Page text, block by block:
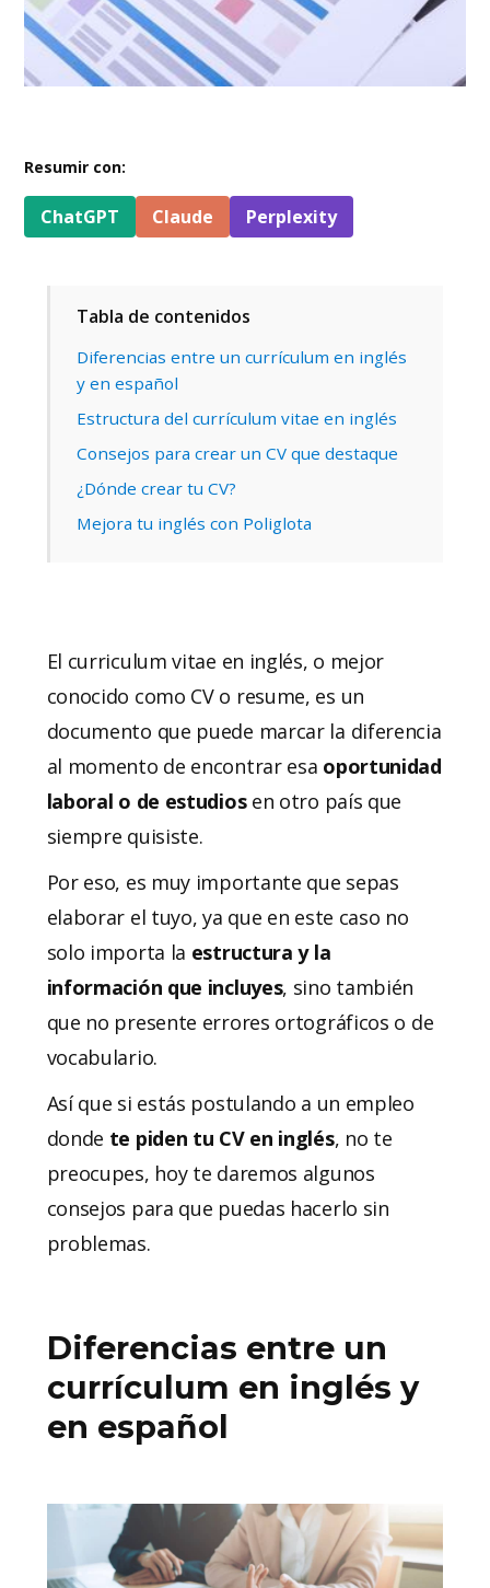
Resumir con:
ChatGPT Claude Perplexity
Tabla de contenidos
Diferencias entre un currículum en inglés
y en español
Estructura del currículum vitae en inglés
Consejos para crear un CV que destaque
¿Dónde crear tu CV?
Mejora tu inglés con Poliglota
El curriculum vitae en inglés, o mejor
conocido como CV o resume, es un
documento que puede marcar la diferencia
al momento de encontrar esa oportunidad
laboral o de estudiosen otro país que
siempre quisiste.
Por eso, es muy importante que sepas
elaborar el tuyo, ya que en este caso no
solo importa la estructura y la
información que incluyes, sino también
que no presente errores ortográficos o de
vocabulario.
Así que si estás postulando a un empleo
donde te piden tu CV en inglés, no te
preocupes, hoy te daremos algunos
consejos para que puedas hacerlo sin
problemas.
Diferencias entre un
currículum en inglés y
en español